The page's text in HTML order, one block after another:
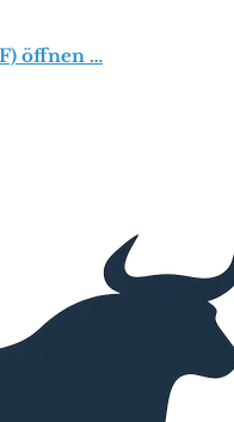
öffnen …